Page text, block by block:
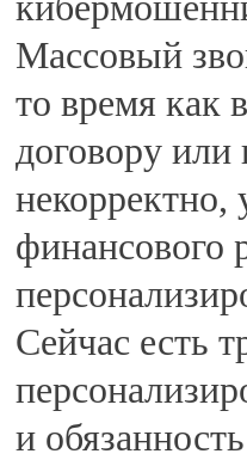
Массовый
то время как
договору или
некорректно,
финансового
Сейчас есть
и